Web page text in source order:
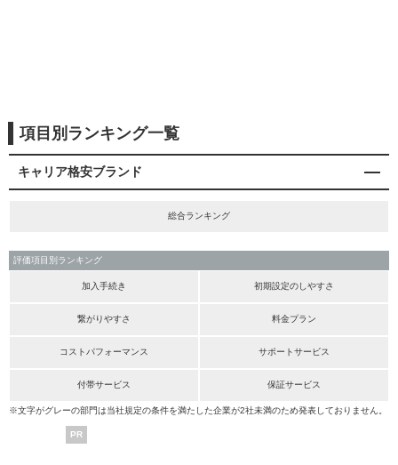
項目別ランキング一覧
キャリア格安ブランド
総合ランキング
評価項目別ランキング
加入手続き 初期設定のしやすさ
繋がりやすさ 料金プラン
コストパフォーマンス サポートサービス
付帯サービス 保証サービス
※文字がグレーの部門は当社規定の条件を満たした企業が2社未満のため発表しておりません。
PR